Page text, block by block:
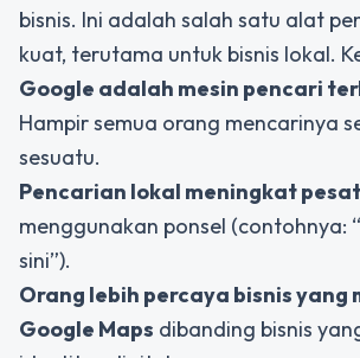
bisnis. Ini adalah salah satu alat
kuat, terutama untuk bisnis lokal.
Google adalah mesin pencari
Hampir semua orang mencarinya
sesuatu.
Pencarian lokal meningkat pesat
menggunakan ponsel (contohnya:
sini”).
Orang lebih percaya bisnis yang
Google Maps dibanding bisnis